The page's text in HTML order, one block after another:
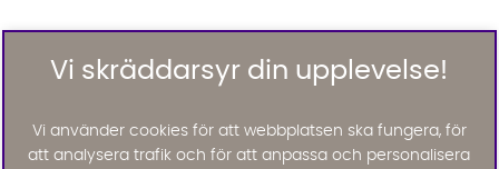
Vi skräddarsyr din upplevelse!
Vi använder cookies för att webbplatsen ska fungera, för
att analysera trafik och för att anpassa och personalisera